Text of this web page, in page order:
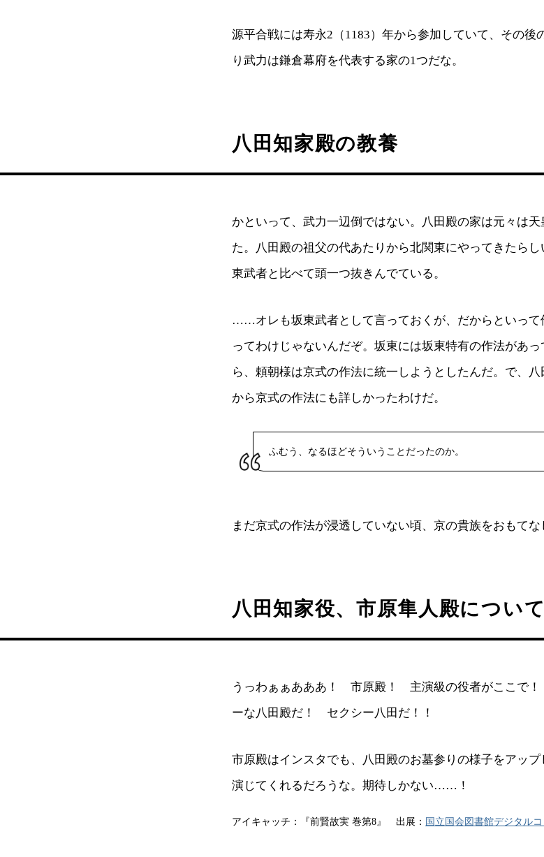
源平合戦には寿永2（1183）年から参加していて、その後
り武力は鎌倉幕府を代表する家の1つだな。
八田知家殿の教養
かといって、武力一辺倒ではない。八田殿の家は元々は
た。八田殿の祖父の代あたりから北関東にやってきたら
東武者と比べて頭一つ抜きんでている。
……オレも坂東武者として言っておくが、だからといって
ってわけじゃないんだぞ。坂東には坂東特有の作法があ
ら、頼朝様は京式の作法に統一しようとしたんだ。で、
から京式の作法にも詳しかったわけだ。
ふむう、なるほどそういうことだったのか。
まだ京式の作法が浸透していない頃、京の貴族をおもてな
八田知家役、市原隼人殿について
うっわぁぁあああ！ 市原殿！ 主演級の役者がここで
ーな八田殿だ！ セクシー八田だ！！
市原殿はインスタでも、八田殿のお墓参りの様子をアッ
演じてくれるだろうな。期待しかない……！
アイキャッチ：『前賢故実 巻第8』 出展： 国立国会図書館デジタル